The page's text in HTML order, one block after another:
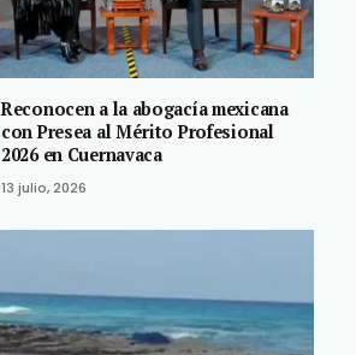
Reconocen a la abogacía mexicana
con Presea al Mérito Profesional
2026 en Cuernavaca
13 julio, 2026